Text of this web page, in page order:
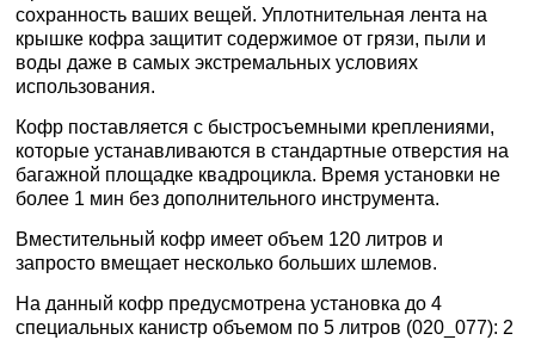
сохранность ваших вещей. Уплотнительная лента на
крышке кофра защитит содержимое от грязи, пыли и
воды даже в самых экстремальных условиях
использования.
Кофр поставляется с быстросъемными креплениями,
которые устанавливаются в стандартные отверстия на
багажной площадке квадроцикла. Время установки не
более 1 мин без дополнительного инструмента.
Вместительный кофр имеет объем 120 литров и
запросто вмещает несколько больших шлемов.
На данный кофр предусмотрена установка до 4
специальных канистр объемом по 5 литров (020_077): 2